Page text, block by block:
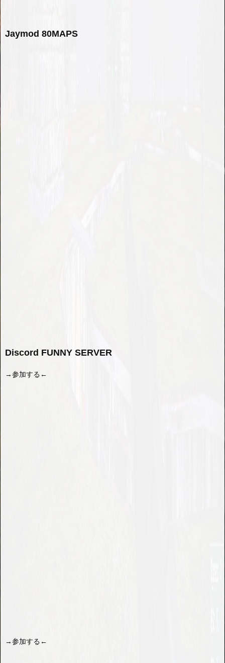
Jaymod 80MAPS
Discord FUNNY SERVER
→参加する←
→参加する←